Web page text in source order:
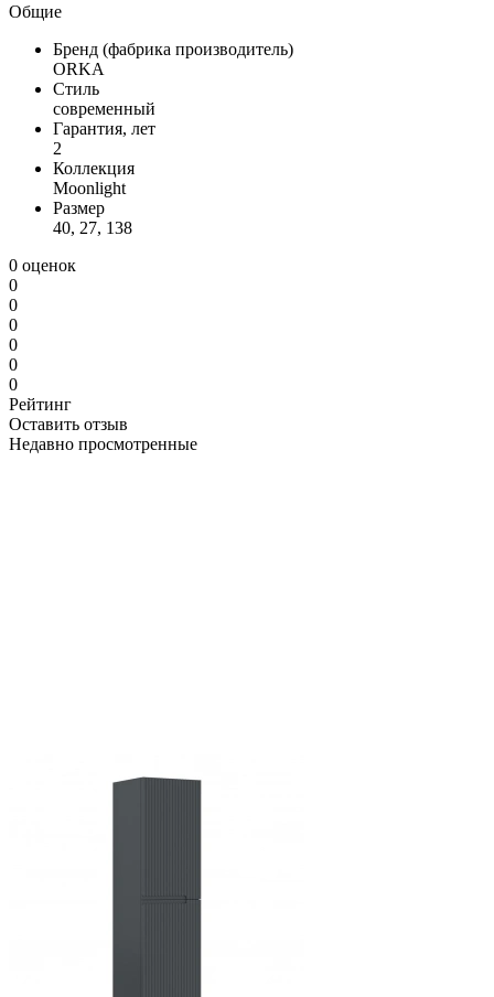
Общие
Бренд (фабрика производитель)
ORKA
Стиль
современный
Гарантия, лет
2
Коллекция
Moonlight
Размер
40, 27, 138
0 оценок
0
0
0
0
0
0
Рейтинг
Оставить отзыв
Недавно просмотренные